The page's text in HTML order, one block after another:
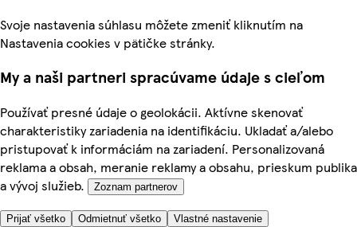
Svoje nastavenia súhlasu môžete zmeniť kliknutím na
Nastavenia cookies v pätičke stránky.
My a naši partneri spracúvame údaje s cieľom
Používať presné údaje o geolokácii. Aktívne skenovať
charakteristiky zariadenia na identifikáciu. Ukladať a/alebo
pristupovať k informáciám na zariadení. Personalizovaná
reklama a obsah, meranie reklamy a obsahu, prieskum publika
a vývoj služieb.
Zoznam partnerov
Prijať všetko Odmietnuť všetko Vlastné nastavenie